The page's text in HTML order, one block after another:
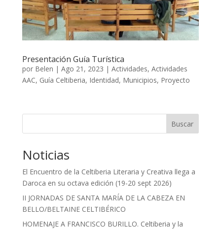
Presentación Guía Turística
por Belen | Ago 21, 2023 | Actividades, Actividades
AAC, Guía Celtiberia, Identidad, Municipios, Proyecto
Buscar
Noticias
El Encuentro de la Celtiberia Literaria y Creativa llega a
Daroca en su octava edición (19-20 sept 2026)
II JORNADAS DE SANTA MARÍA DE LA CABEZA EN
BELLO/BELTAINE CELTIBÉRICO
HOMENAJE A FRANCISCO BURILLO. Celtiberia y la